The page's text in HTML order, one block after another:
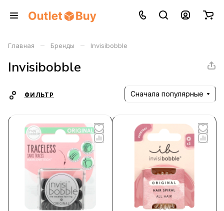
Главная – Бренды – Invisibobble
Invisibobble
ФИЛЬТР Сначала популярные